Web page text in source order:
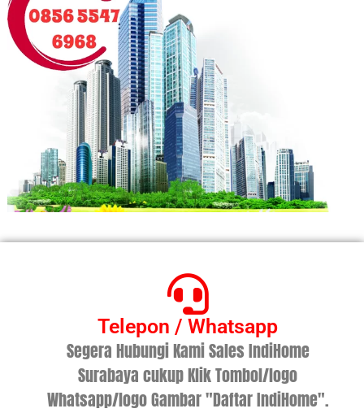
Telepon / Whatsapp
Segera Hubungi Kami Sales IndiHome
Surabaya cukup Klik Tombol/logo
Whatsapp/logo Gambar "Daftar IndiHome".